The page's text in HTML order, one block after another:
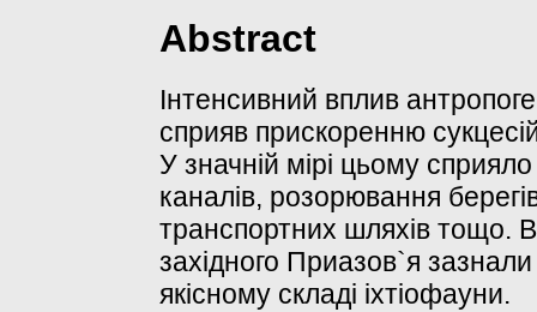
Abstract
Інтенсивний вплив
сприяв прискоренню
У значній мірі цьому
каналів, розорювання
транспортних шляхів тощо. В
західного Приазов`я зазнали
якісному складі іхтіофауни.